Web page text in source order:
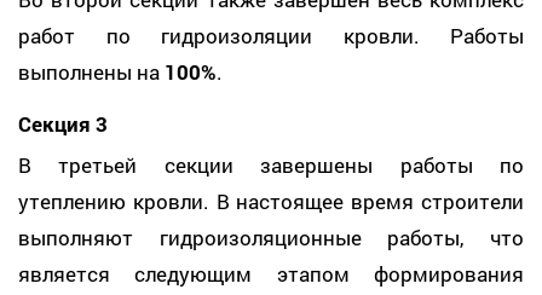
работ по гидроизоляции кровли. Работы
выполнены на 100%.
Секция 3
В третьей секции завершены работы по
утеплению кровли. В настоящее время строители
выполняют гидроизоляционные работы, что
является следующим этапом формирования